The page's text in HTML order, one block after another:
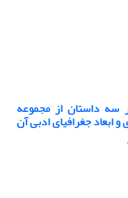
سه داستان از مجموعه
ابعاد جغرافیای ادبی آن